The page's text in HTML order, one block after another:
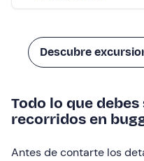
Descubre
Todo lo que
recorridos en
Antes de contarte los